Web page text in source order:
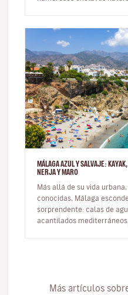
MÁLAGA AZUL Y SALVAJE:
NERJA Y MARO
Más allá de su vida
conocidas, Málaga
sorprendente: calas de
acantilados
Más artículos